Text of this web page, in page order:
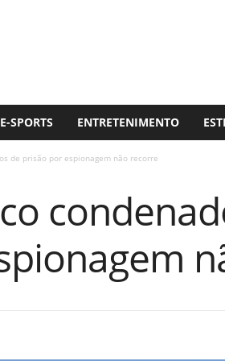
E-SPORTS ENTRETENIMENTO
de prisão por espionagem não recorre